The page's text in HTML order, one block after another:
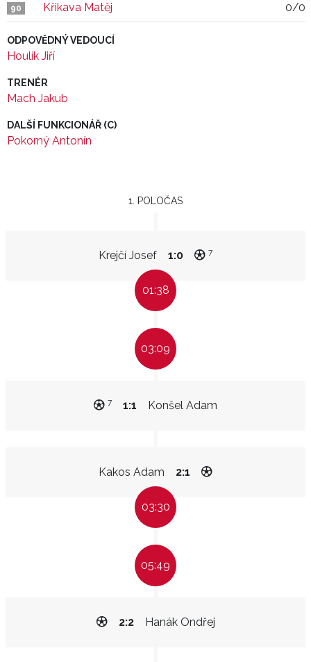
90 Křikava Matěj 0/0
ODPOVĚDNÝ VEDOUCÍ
Houlík Jiří
TRENÉR
Mach Jakub
DALŠÍ FUNKCIONÁŘ (C)
Pokorný Antonín
1. POLOČAS
Krejčí Josef 1:0 7
01:38
03:09
Konšel Adam
1:1
7
Kakos Adam 2:1
03:30
05:49
Hanák Ondřej
2:2